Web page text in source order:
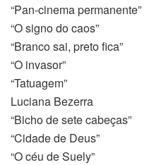
“Pan-cinema permanente”
“O signo do caos”
“Branco sai, preto fica”
“O invasor”
“Tatuagem”
Luciana Bezerra
“Bicho de sete cabeças”
“Cidade de Deus”
“O céu de Suely”